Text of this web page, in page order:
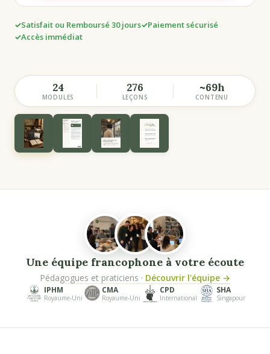
Satisfait ou Remboursé 30 jours
Paiement sécurisé
Accès immédiat
24
MODULES
276
LEÇONS
~69h
CONTENU
Une équipe francophone à votre écoute
Pédagogues et praticiens · Découvrir l'équipe →
IPHM
Royaume-Uni
CMA
Royaume-Uni
CPD
International
SHA
Singapour